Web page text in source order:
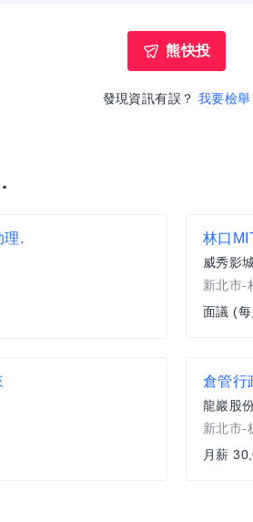
熊快投
發現資訊有誤？ 我要檢舉
理. 林口
威秀影
新北市-
面議 (
倉管行
龍巖股
新北市-
月薪